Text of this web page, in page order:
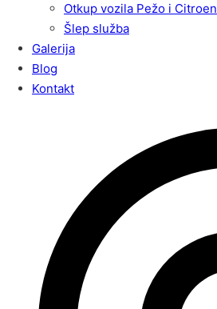
Otkup vozila Pežo i Citroen
Šlep služba
Galerija
Blog
Kontakt